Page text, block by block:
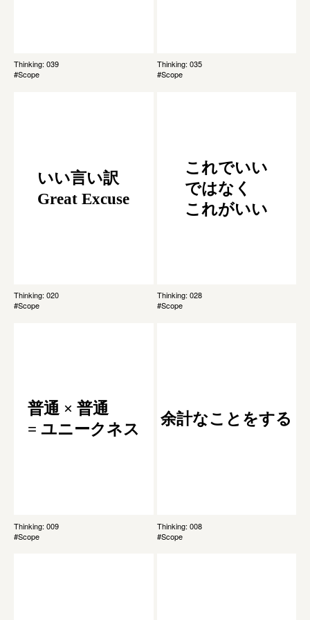
Thinking: 039
#Scope
Thinking: 035
#Scope
いい言い訳
Great Excuse
Thinking: 020
#Scope
これでいい
ではなく
これがいい
Thinking: 028
#Scope
普通 × 普通
= ユニークネス
Thinking: 009
#Scope
余計なことをする
Thinking: 008
#Scope